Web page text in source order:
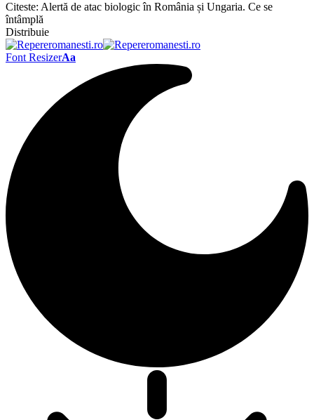
Citeste: Alertă de atac biologic în România și Ungaria. Ce se
întâmplă
Distribuie
Font ResizerAa